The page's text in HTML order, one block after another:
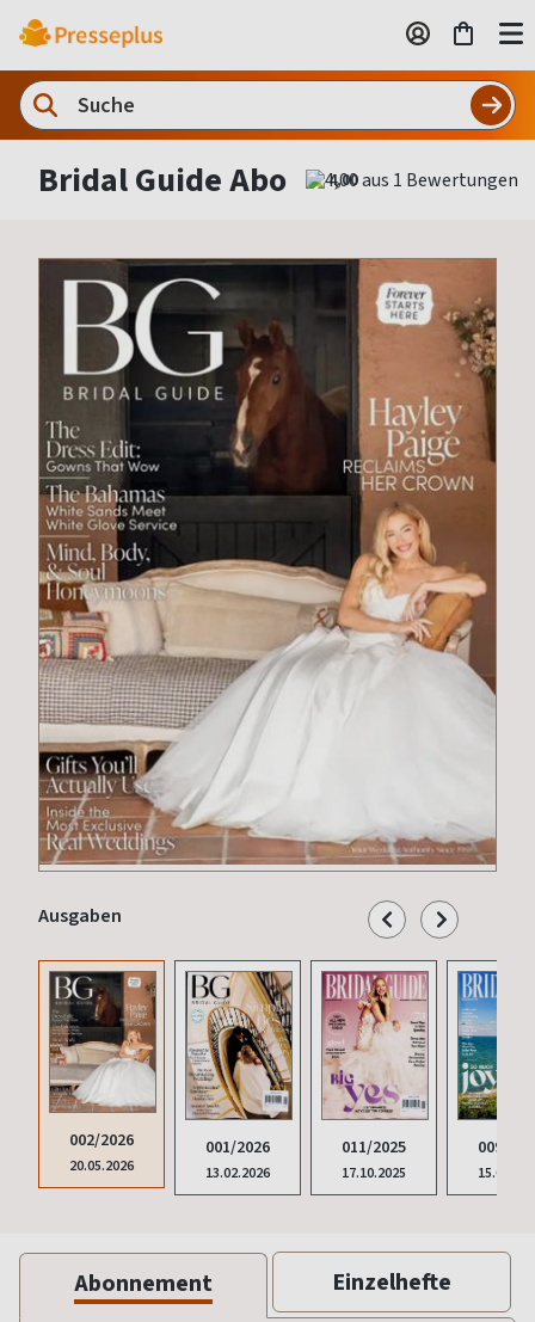
Bridal Guide Abo 4,00
Ausgaben
002/2026
20.05.2026
001/2026
13.02.2026
011/2025
17.10.2025
009/
Abonnement Einzelhefte